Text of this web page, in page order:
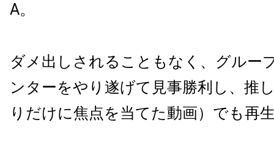
A。
ダメ出しされることもなく、グルー
ンターをやり遂げて見事勝利し、推
りだけに焦点を当てた動画）でも再